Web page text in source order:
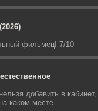
фильмец! 7/10
добавить в кабинет,
каком месте